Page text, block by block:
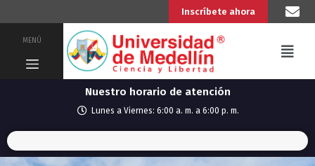
Inscríbete ahora
MENÚ
Nuestro horario de atención
Lunes a Viernes: 6:00 a. m. a 6:00 p. m.